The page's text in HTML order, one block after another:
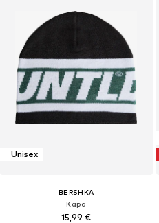
Unisex
BERSHKA
Kapa
15,99 €